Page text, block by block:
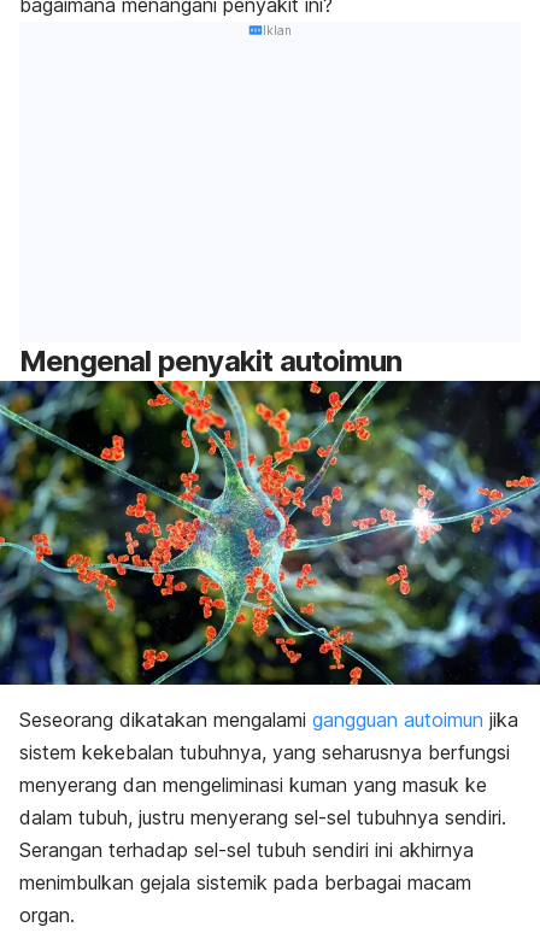
bagaimana menangani penyakit ini?
Iklan
Mengenal penyakit autoimun
Seseorang dikatakan mengalami gangguan autoimun jika
sistem kekebalan tubuhnya, yang seharusnya berfungsi
menyerang dan mengeliminasi kuman yang masuk ke
dalam tubuh, justru menyerang sel-sel tubuhnya sendiri.
Serangan terhadap sel-sel tubuh sendiri ini akhirnya
menimbulkan gejala sistemik pada berbagai macam
organ.